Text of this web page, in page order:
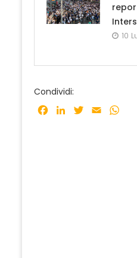
10
Condividi:
Facebook
LinkedInTwitter
Email